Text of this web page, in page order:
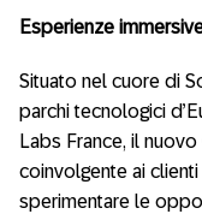
Esperienze
Situato nel cuore di
parchi tecnologici
Labs France, il
coinvolgente ai
sperimentare le